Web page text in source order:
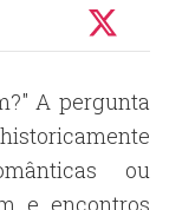
A pergunta
ou
e encontros